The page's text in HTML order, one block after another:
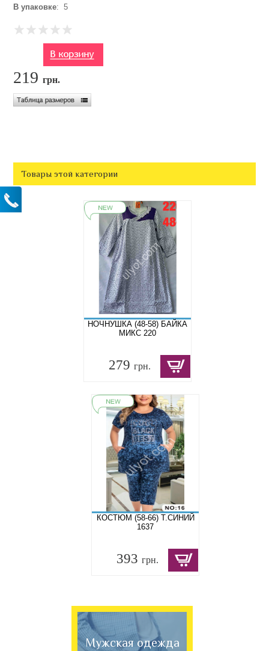
В упаковке: 5
219грн.
Товары этой категории
НОЧНУШКА (48-58) БАЙКА
МИКС 220
279 грн.
КОСТЮМ (58-66) Т.СИНИЙ
1637
393 грн.
Мужская одежда